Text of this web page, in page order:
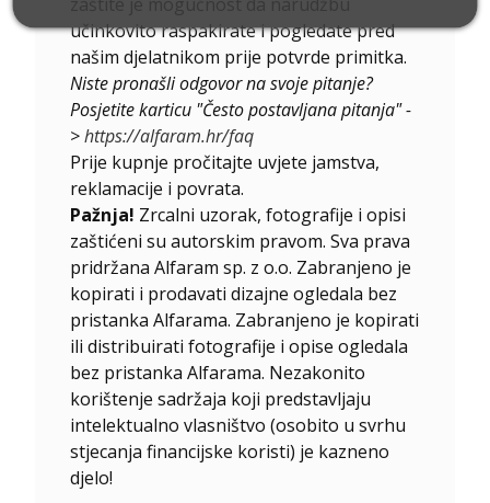
učinkovito raspakirate i pogledate pred
našim djelatnikom prije potvrde primitka.
Niste pronašli odgovor na svoje pitanje?
Posjetite karticu "Često postavljana pitanja" -
>https://alfaram.hr/faq
Prije kupnje pročitajte uvjete jamstva,
reklamacije i povrata.
Pažnja! Zrcalni uzorak, fotografije i opisi
zaštićeni su autorskim pravom. Sva prava
pridržana Alfaram sp. z o.o. Zabranjeno je
kopirati i prodavati dizajne ogledala bez
pristanka Alfarama. Zabranjeno je kopirati
ili distribuirati fotografije i opise ogledala
bez pristanka Alfarama. Nezakonito
korištenje sadržaja koji predstavljaju
intelektualno vlasništvo (osobito u svrhu
stjecanja financijske koristi) je kazneno
djelo!